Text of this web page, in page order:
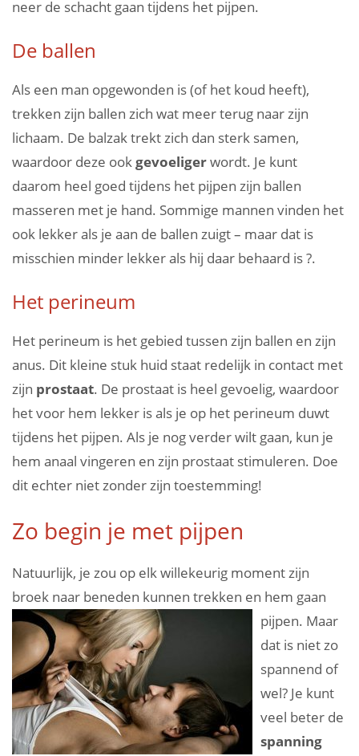
neer de schacht gaan tijdens het pijpen.
De ballen
Als een man opgewonden is (of het koud heeft),
trekken zijn ballen zich wat meer terug naar zijn
lichaam. De balzak trekt zich dan sterk samen,
waardoor deze ookgevoeligerwordt. Je kunt
daarom heel goed tijdens het pijpen zijn ballen
masseren met je hand. Sommige mannen vinden het
ook lekker als je aan de ballen zuigt – maar dat is
misschien minder lekker als hij daar behaard is ?.
Het perineum
Het perineum is het gebied tussen zijn ballen en zijn
anus. Dit kleine stuk huid staat redelijk in contact met
zijn prostaat. De prostaat is heel gevoelig, waardoor
het voor hem lekker is als je op het perineum duwt
tijdens het pijpen. Als je nog verder wilt gaan, kun je
hem anaal vingeren en zijn prostaat stimuleren. Doe
dit echter niet zonder zijn toestemming!
Zo begin je met pijpen
Natuurlijk, je zou op elk willekeurig moment zijn
broek naar beneden kunnen trekken en hem gaan
pijpen. Maar
dat is niet zo
spannend of
wel? Je kunt
veel beter de
spanning